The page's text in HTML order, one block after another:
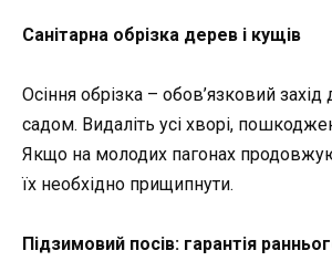
Санітарна обрізка дерев і кущів
Осіння обрізка – обов’язковий
садом. Видаліть усі хворі,
Якщо на молодих пагонах
їх необхідно прищипнути.
Підзимовий посів: гарантія